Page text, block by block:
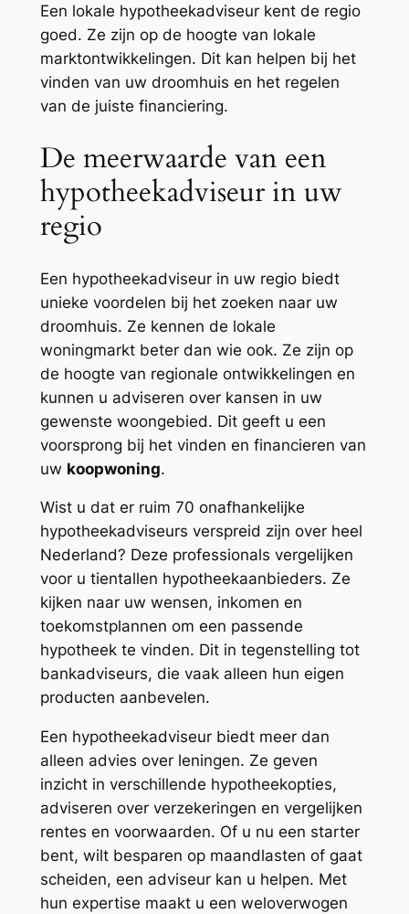
Een lokale hypotheekadviseur kent de regio
goed. Ze zijn op de hoogte van lokale
marktontwikkelingen. Dit kan helpen bij het
vinden van uw droomhuis en het regelen
van de juiste financiering.
De meerwaarde van een
hypotheekadviseur in uw
regio
Een hypotheekadviseur in uw regio biedt
unieke voordelen bij het zoeken naar uw
droomhuis. Ze kennen de lokale
woningmarkt beter dan wie ook. Ze zijn op
de hoogte van regionale ontwikkelingen en
kunnen u adviseren over kansen in uw
gewenste woongebied. Dit geeft u een
voorsprong bij het vinden en financieren van
uw koopwoning.
Wist u dat er ruim 70 onafhankelijke
hypotheekadviseurs verspreid zijn over heel
Nederland? Deze professionals vergelijken
voor u tientallen hypotheekaanbieders. Ze
kijken naar uw wensen, inkomen en
toekomstplannen om een passende
hypotheek te vinden. Dit in tegenstelling tot
bankadviseurs, die vaak alleen hun eigen
producten aanbevelen.
Een hypotheekadviseur biedt meer dan
alleen advies over leningen. Ze geven
inzicht in verschillende hypotheekopties,
adviseren over verzekeringen en vergelijken
rentes en voorwaarden. Of u nu een starter
bent, wilt besparen op maandlasten of gaat
scheiden, een adviseur kan u helpen. Met
hun expertise maakt u een weloverwogen